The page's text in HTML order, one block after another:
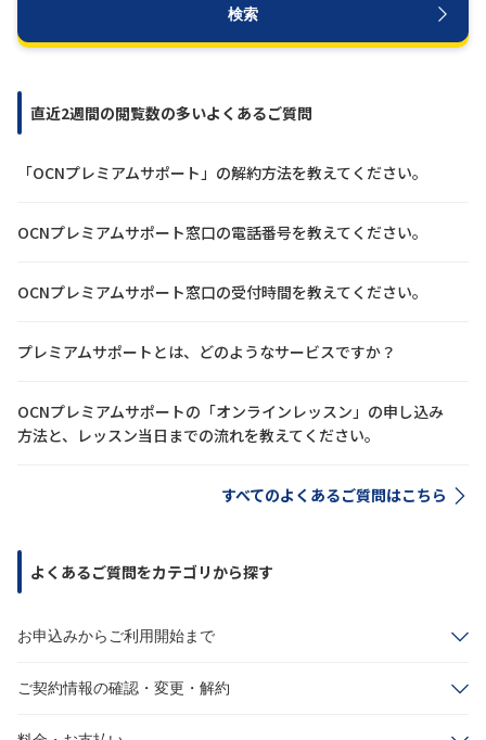
サポートサイトの使い方
検索
直近2週間の閲覧数の多いよくあるご質問
「OCNプレミアムサポート」の解約方法を教えてください。
OCNプレミアムサポート窓口の電話番号を教えてください。
OCNプレミアムサポート窓口の受付時間を教えてください。
プレミアムサポートとは、どのようなサービスですか？
OCNプレミアムサポートの「オンラインレッスン」の申し込み
方法と、レッスン当日までの流れを教えてください。
すべてのよくあるご質問はこちら
よくあるご質問をカテゴリから探す
お申込みからご利用開始まで
ご契約情報の確認・変更・解約